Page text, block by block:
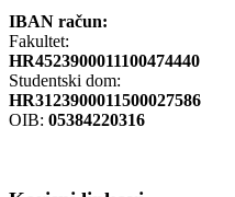
IBAN račun:
Fakultet:
HR4523900011100474440
Studentski dom:
HR3123900011500027586
OIB: 05384220316